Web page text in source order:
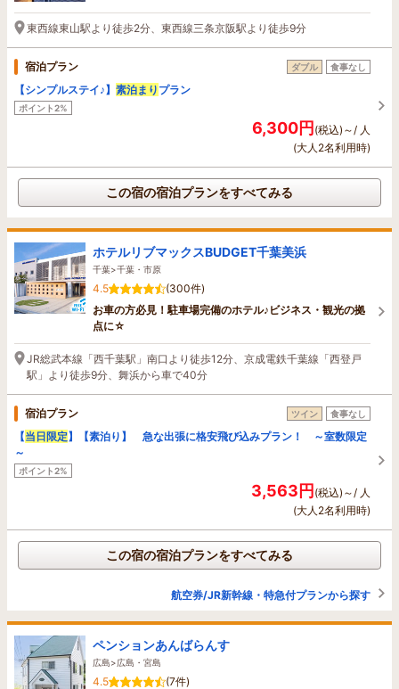
東西線東山駅より徒歩2分、東西線三条京阪駅より徒歩9分
宿泊プラン ダブル 食事なし
【シンプルステイ♪】 素泊まり プラン
ポイント2%
6,300円(税込)～/ 人
(大人2名利用時)
この宿の宿泊プランをすべてみる
ホテルリブマックスBUDGET千葉美浜
千葉>千葉・市原
4.5
(300件)
お車の方必見！駐車場完備のホテル♪ビジネス・観光の拠
点に☆
JR総武本線「西千葉駅」南口より徒歩12分、京成電鉄千葉線「西登戸
駅」より徒歩9分、舞浜から車で40分
宿泊プラン ツイン 食事なし
【当日限定】【素泊り】 急な出張に格安飛び込みプラン！ ～室数限定
～
ポイント2%
3,563円(税込)～/ 人
(大人2名利用時)
この宿の宿泊プランをすべてみる
航空券/JR新幹線・特急付プランから探す
ペンションあんばらんす
広島>広島・宮島
4.5
(7件)